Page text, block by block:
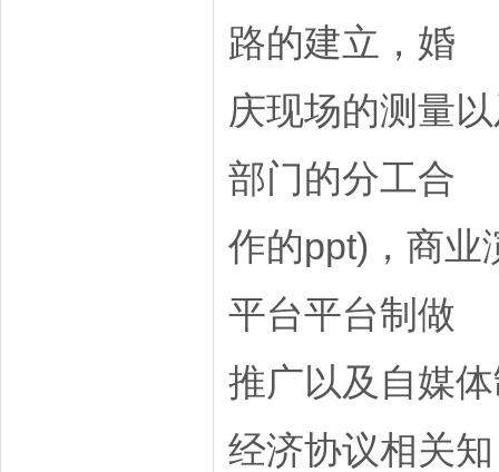
路的建立，婚
庆现场的测量
部门的分工合
作的ppt)，商业
平台平台制做
推广以及自媒
经济协议相关知